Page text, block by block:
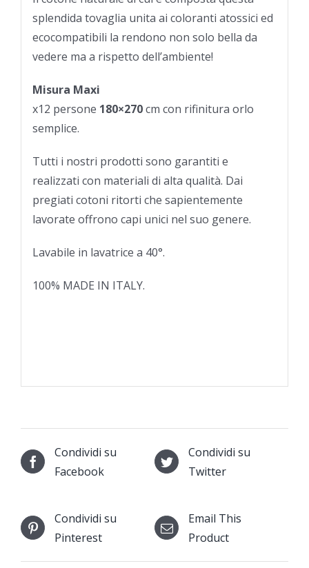
splendida tovaglia unita ai coloranti atossici ed
ecocompatibili la rendono non solo bella da
vedere ma a rispetto dell’ambiente!
Misura Maxi
x12 persone 180×270cm con rifinitura orlo
semplice.
Tutti i nostri prodotti sono garantiti e
realizzati con materiali di alta qualità. Dai
pregiati cotoni ritorti che sapientemente
lavorate offrono capi unici nel suo genere.
Lavabile in lavatrice a 40°.
100% MADE IN ITALY.
Condividi su
Facebook
Condividi su
Twitter
Condividi su
Pinterest
Email This
Product